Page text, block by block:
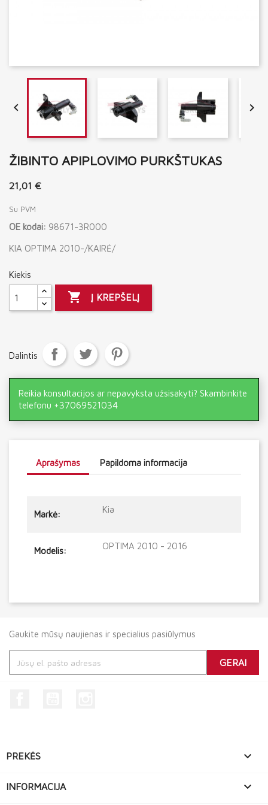
 
ŽIBINTO APIPLOVIMO PURKŠTUKAS
21,01 €
Su PVM
OE kodai: 98671-3R000
KIA OPTIMA 2010-/KAIRĖ/
Kiekis
 Į KREPŠELĮ
Dalintis
Reikia konsultacijos ar nepavyksta užsisakyti? Skambinkite
telefonu +37069521034
Aprašymas Papildoma informacija
Markė: Kia
Modelis: OPTIMA 2010 - 2016
Gaukite mūsų naujienas ir specialius pasiūlymus
PREKĖS 
INFORMACIJA 